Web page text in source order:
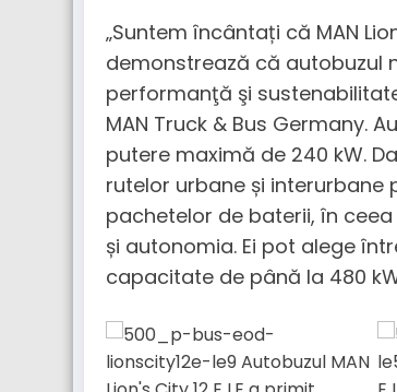
„Suntem încântați că MAN
demonstrează că autobuzul
performanţă şi
MAN Truck & Bus Germany.
putere maximă de 240 kW.
rutelor urbane și interurbane
pachetelor de baterii, în
și autonomia. Ei pot alege
capacitate de până la 480